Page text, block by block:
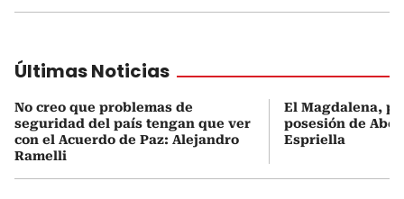
Últimas Noticias
No creo que problemas de
seguridad del país tengan que ver
con el Acuerdo de Paz: Alejandro
Ramelli
El Magdalena,
posesión de
Espriella